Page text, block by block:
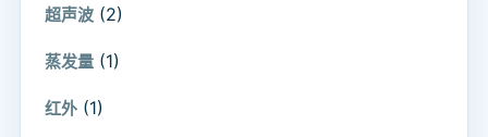
超声波 (2)
蒸发量 (1)
红外 (1)